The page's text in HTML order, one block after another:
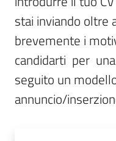
per il
lavoro
L'Agenzia
Novità
stai inviando oltre
brevemente i
candidarti  per
seguito un
annuncio/